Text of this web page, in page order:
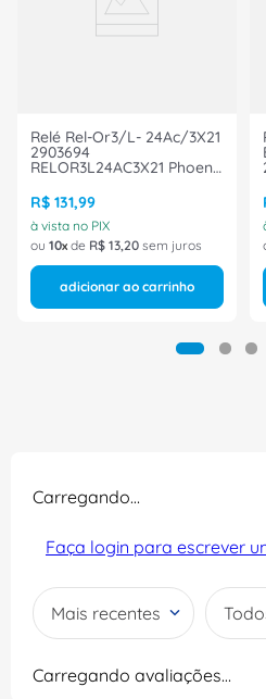
Ref.: 1 Rtt204860 S30 S
Marca: Altronic
Relé Rel-Or3/L- 24Ac/3X21
2903694
RELOR3L24AC3X21 Phoenix
R$ 131,99
à vista no PIX
ou 10 de R$ 13,20 sem juros
adicionar ao carrinho
Carregando…
Faça login para escrever
Mais recentes
Carregando avaliações…